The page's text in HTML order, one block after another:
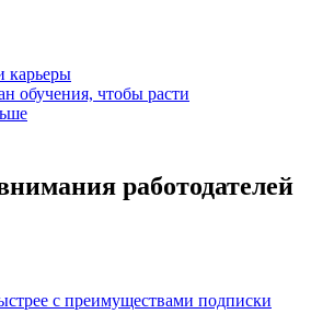
карьеры
обучения, чтобы расти
работодателей
с преимуществами подписки